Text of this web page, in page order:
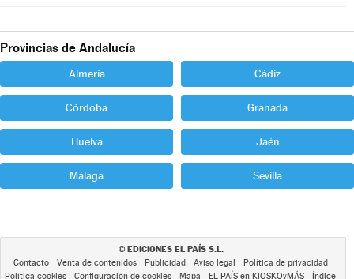
Provincias de Andalucía
Almería Cádiz
Córdoba Granada
Huelva Jaén
Málaga Sevilla
© EDICIONES EL PAÍS S.L.
Contacto Venta de contenidos Publicidad Aviso legal
Política de privacidad
Política cookies
Configuración de cookies Mapa EL PAÍS en KIOSKOyMÁS Índice